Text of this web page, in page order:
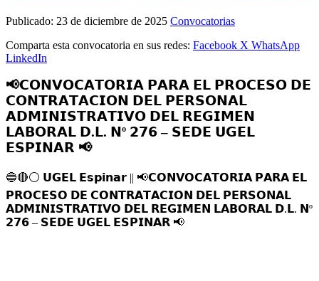
Publicado: 23 de diciembre de 2025 Convocatorias
Comparta esta convocatoria en sus redes: Facebook X WhatsApp
LinkedIn
📢𝗖𝗢𝗡𝗩𝗢𝗖𝗔𝗧𝗢𝗥𝗜𝗔 𝗣𝗔𝗥𝗔 𝗘𝗟 𝗣𝗥𝗢𝗖𝗘𝗦𝗢 𝗗𝗘
𝗖𝗢𝗡𝗧𝗥𝗔𝗧𝗔𝗖𝗜𝗢𝗡 𝗗𝗘𝗟 𝗣𝗘𝗥𝗦𝗢𝗡𝗔𝗟
𝗔𝗗𝗠𝗜𝗡𝗜𝗦𝗧𝗥𝗔𝗧𝗜𝗩𝗢 𝗗𝗘𝗟 𝗥𝗘𝗚𝗜𝗠𝗘𝗡
𝗟𝗔𝗕𝗢𝗥𝗔𝗟 𝗗.𝗟. 𝗡º 𝟮𝟳𝟲 – 𝗦𝗘𝗗𝗘 𝗨𝗚𝗘𝗟
𝗘𝗦𝗣𝗜𝗡𝗔𝗥 📢
🔵🔴⚪️ 𝗨𝗚𝗘𝗟 𝗘𝘀𝗽𝗶𝗻𝗮𝗿 || 📢𝗖𝗢𝗡𝗩𝗢𝗖𝗔𝗧𝗢𝗥𝗜𝗔 𝗣𝗔𝗥𝗔 𝗘𝗟
𝗣𝗥𝗢𝗖𝗘𝗦𝗢 𝗗𝗘 𝗖𝗢𝗡𝗧𝗥𝗔𝗧𝗔𝗖𝗜𝗢𝗡 𝗗𝗘𝗟 𝗣𝗘𝗥𝗦𝗢𝗡𝗔𝗟
𝗔𝗗𝗠𝗜𝗡𝗜𝗦𝗧𝗥𝗔𝗧𝗜𝗩𝗢 𝗗𝗘𝗟 𝗥𝗘𝗚𝗜𝗠𝗘𝗡 𝗟𝗔𝗕𝗢𝗥𝗔𝗟 𝗗.𝗟. 𝗡º
𝟮𝟳𝟲 – 𝗦𝗘𝗗𝗘 𝗨𝗚𝗘𝗟 𝗘𝗦𝗣𝗜𝗡𝗔𝗥 📢